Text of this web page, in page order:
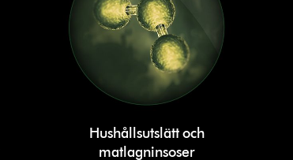
Hushållsutslätt och
matlagninsoser